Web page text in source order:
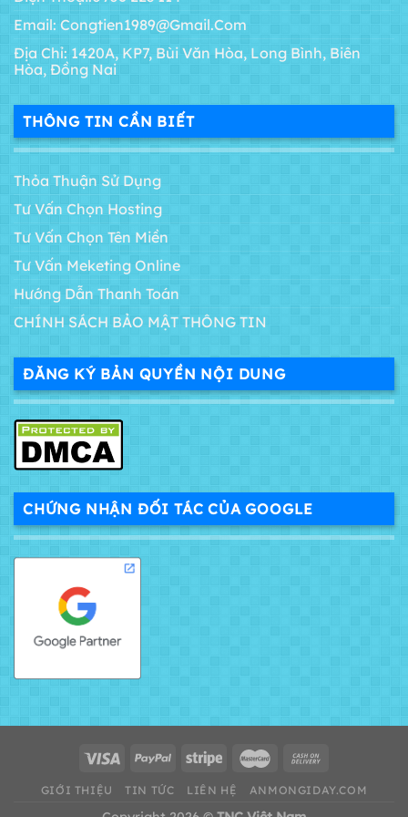
Email: Congtien1989@gmail.com
Địa Chỉ: 1420A, KP7, Bùi Văn Hòa, Long Bình, Biên
Hòa, Đồng Nai
THÔNG TIN CẦN BIẾT
Thỏa Thuận Sử Dụng
Tư Vấn Chọn Hosting
Tư Vấn Chọn Tên Miền
Tư Vấn Meketing Online
Hướng Dẫn Thanh Toán
CHÍNH SÁCH BẢO MẬT THÔNG TIN
ĐĂNG KÝ BẢN QUYỀN NỘI DUNG
CHỨNG NHẬN ĐỐI TÁC CỦA GOOGLE
GIỚI THIỆU TIN TỨC LIÊN HỆ ANMONGIDAY.COM